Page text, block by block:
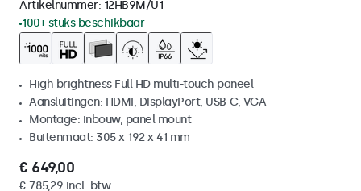
Artikelnummer: 12HB9M/U1
100+ stuks beschikbaar
High brightness Full HD multi-touch paneel
Aansluitingen: HDMI, DisplayPort, USB-C, VGA
Montage: inbouw, panel mount
Buitenmaat: 305 x 192 x 41 mm
€ 649,00
€ 785,29 incl. btw